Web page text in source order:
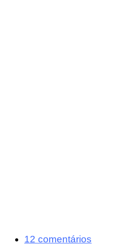
12 comentários